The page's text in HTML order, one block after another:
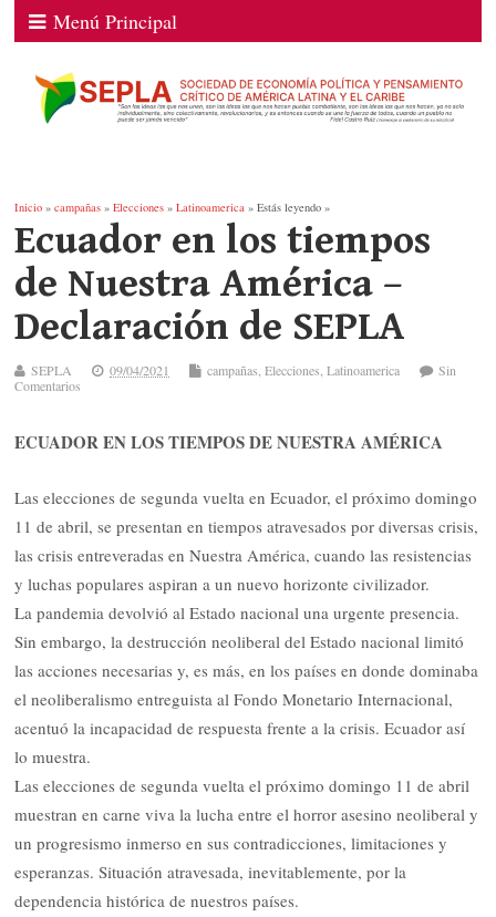
Menú Principal
Inicio »campañas »Elecciones »Latinoamerica » Estás leyendo »
Ecuador en los tiempos
de Nuestra América –
Declaración de SEPLA
SEPLA 09/04/2021 campañas,Elecciones,Latinoamerica
Sin
Comentarios
ECUADOR EN LOS TIEMPOS DE NUESTRA AMÉRICA
Las elecciones de segunda vuelta en Ecuador, el próximo domingo
11 de abril, se presentan en tiempos atravesados por diversas crisis,
las crisis entreveradas en Nuestra América, cuando las resistencias
y luchas populares aspiran a un nuevo horizonte civilizador.
La pandemia devolvió al Estado nacional una urgente presencia.
Sin embargo, la destrucción neoliberal del Estado nacional limitó
las acciones necesarias y, es más, en los países en donde dominaba
el neoliberalismo entreguista al Fondo Monetario Internacional,
acentuó la incapacidad de respuesta frente a la crisis. Ecuador así
lo muestra.
Las elecciones de segunda vuelta el próximo domingo 11 de abril
muestran en carne viva la lucha entre el horror asesino neoliberal y
un progresismo inmerso en sus contradicciones, limitaciones y
esperanzas. Situación atravesada, inevitablemente, por la
dependencia histórica de nuestros países.